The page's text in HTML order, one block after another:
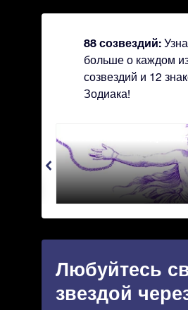
88 созвездий:
больше о каждом
созвездий и 12
Зодиака!
Andromeda -
Любуйтесь
звездой